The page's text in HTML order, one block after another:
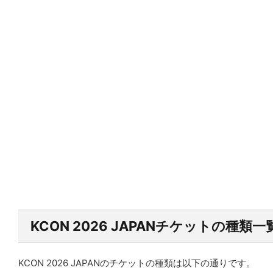
KCON 2026 JAPANチケットの種類一
KCON 2026 JAPANのチケットの種類は以下の通りです。